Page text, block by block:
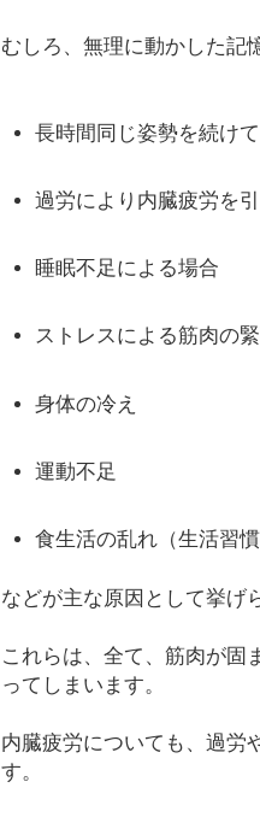
むしろ、無理に動かした記
長時間同じ姿勢を続け
過労により内臓疲労を
睡眠不足による場合
ストレスによる筋肉の
身体の冷え
運動不足
食生活の乱れ（生活習慣
などが主な原因として挙げ
これらは、全て、筋肉が固
ってしまいます。
内臓疲労についても、過労
す。